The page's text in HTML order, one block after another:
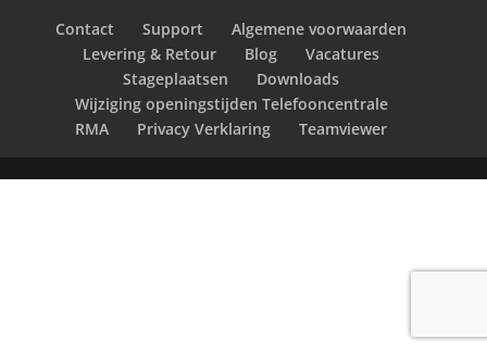
Contact Support
Algemene voorwaarden
Levering & Retour
Blog
Vacatures
Stageplaatsen
Downloads
Wijziging openingstijden Telefooncentrale
RMA
Privacy Verklaring Teamviewer